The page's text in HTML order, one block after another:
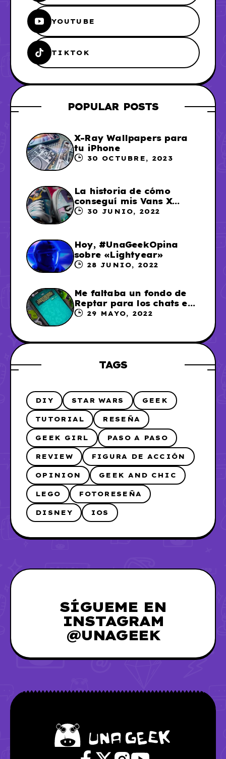
YOUTUBE
TIKTOK
POPULAR POSTS
X-Ray Wallpapers para
tu iPhone
30 OCTUBRE, 2023
La historia de cómo
conseguí mis Vans X
Sailor Moon
30 JUNIO, 2022
Hoy, #UnaGeekOpina
sobre «Lightyear»
28 JUNIO, 2022
Me faltaba un fondo de
Reptar para los chats en
WhatsApp, así que me lo
29 MAYO, 2022
TAGS
DIY STAR WARS GEEK
TUTORIAL RESEÑA
GEEK GIRL PASO A PASO
REVIEW FIGURA DE ACCIÓN
OPINION GEEK AND CHIC
LEGO FOTORESEÑA
DISNEY IOS
SÍGUEME EN
INSTAGRAM
@UNAGEEK